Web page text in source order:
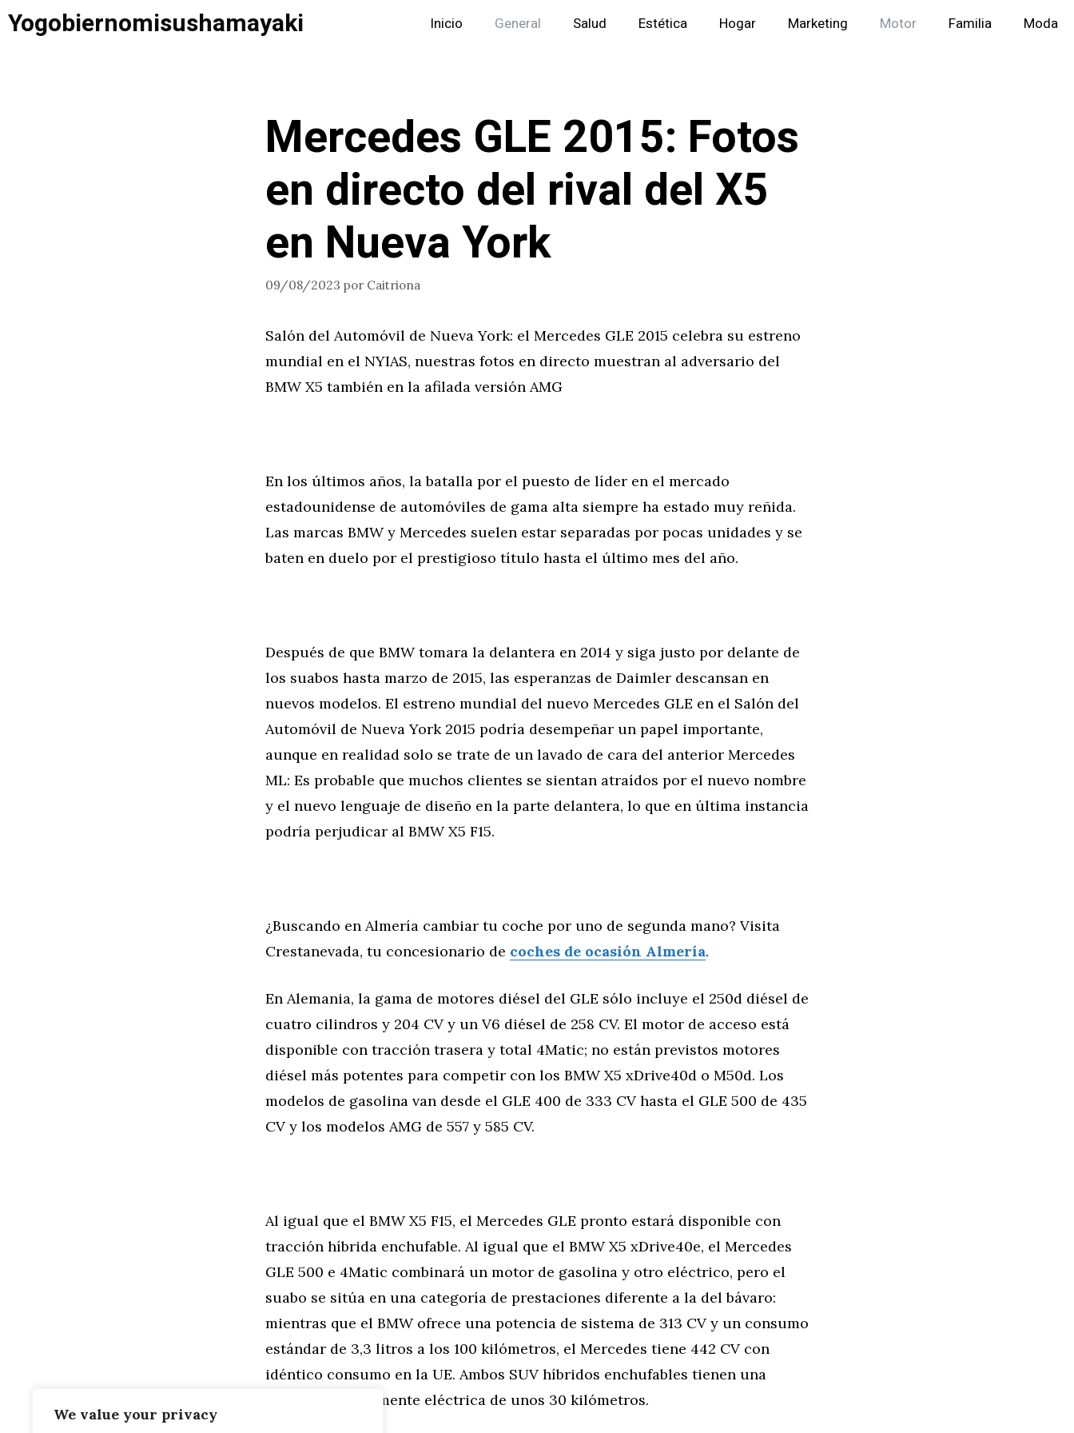
We value your privacy
Saltar
Yogobiernomisushamayaki Inicio General Salud Estética Hogar Marketing Motor Familia Moda
Mercedes GLE 2015: Fotos
en directo del rival del X5
en Nueva York
09/08/2023 por Caitriona
Salón del Automóvil de Nueva York: el Mercedes GLE 2015 celebra su estreno
mundial en el NYIAS, nuestras fotos en directo muestran al adversario del
BMW X5 también en la afilada versión AMG
En los últimos años, la batalla por el puesto de líder en el mercado
estadounidense de automóviles de gama alta siempre ha estado muy reñida.
Las marcas BMW y Mercedes suelen estar separadas por pocas unidades y se
baten en duelo por el prestigioso título hasta el último mes del año.
Después de que BMW tomara la delantera en 2014 y siga justo por delante de
los suabos hasta marzo de 2015, las esperanzas de Daimler descansan en
nuevos modelos. El estreno mundial del nuevo Mercedes GLE en el Salón del
Automóvil de Nueva York 2015 podría desempeñar un papel importante,
aunque en realidad solo se trate de un lavado de cara del anterior Mercedes
ML: Es probable que muchos clientes se sientan atraídos por el nuevo nombre
y el nuevo lenguaje de diseño en la parte delantera, lo que en última instancia
podría perjudicar al BMW X5 F15.
¿Buscando en Almería cambiar tu coche por uno de segunda mano? Visita
Crestanevada, tu concesionario de coches de ocasión Almería.
En Alemania, la gama de motores diésel del GLE sólo incluye el 250d diésel de
cuatro cilindros y 204 CV y un V6 diésel de 258 CV. El motor de acceso está
disponible con tracción trasera y total 4Matic; no están previstos motores
diésel más potentes para competir con los BMW X5 xDrive40d o M50d. Los
modelos de gasolina van desde el GLE 400 de 333 CV hasta el GLE 500 de 435
CV y los modelos AMG de 557 y 585 CV.
Al igual que el BMW X5 F15, el Mercedes GLE pronto estará disponible con
tracción híbrida enchufable. Al igual que el BMW X5 xDrive40e, el Mercedes
GLE 500 e 4Matic combinará un motor de gasolina y otro eléctrico, pero el
suabo se sitúa en una categoría de prestaciones diferente a la del bávaro:
mientras que el BMW ofrece una potencia de sistema de 313 CV y un consumo
estándar de 3,3 litros a los 100 kilómetros, el Mercedes tiene 442 CV con
idéntico consumo en la UE. Ambos SUV híbridos enchufables tienen una
autonomía puramente eléctrica de unos 30 kilómetros.